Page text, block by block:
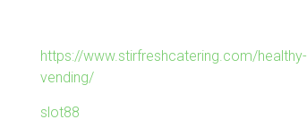
https://www.stirfreshcatering.com/healthy-
vending/
slot88